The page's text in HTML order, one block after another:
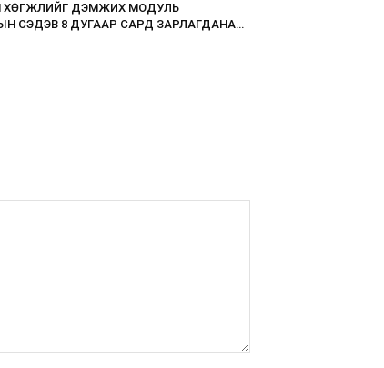
ХӨГЖЛИЙГ ДЭМЖИХ МОДУЛЬ
СЭДЭВ 8 ДУГААР САРД ЗАРЛАГДАНА…